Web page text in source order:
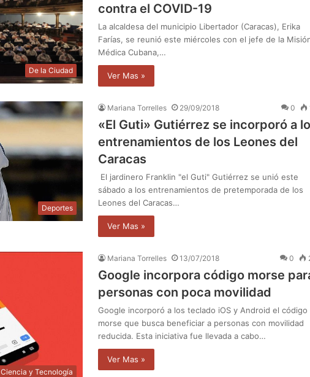
De la Ciudad
contra el COVID-19
La alcaldesa del municipio Libertador (Caracas), Erika
Farías, se reunió este miércoles con el jefe de la
Médica Cubana,…
Ver Mas »
Deportes
Mariana Torrelles 29/09/2018 0
«El Guti» Gutiérrez se incorporó a
entrenamientos de los Leones del
Caracas
El jardinero Franklin "el Guti" Gutiérrez se unió este
sábado a los entrenamientos de pretemporada de los
Leones del Caracas…
Ver Mas »
Ciencia y Tecnología
Mariana Torrelles 13/07/2018 0
Google incorpora código morse
personas con poca movilidad
Google incorporó a los teclado iOS y Android el código
morse que busca beneficiar a personas con movilidad
reducida. Esta iniciativa fue llevada a cabo…
Ver Mas »